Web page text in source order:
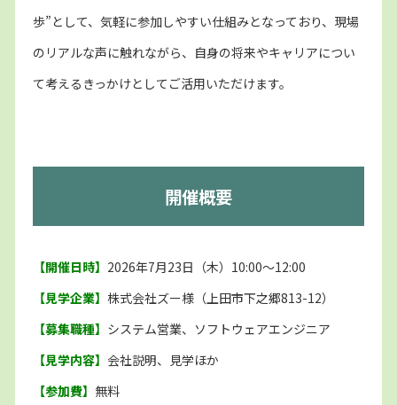
歩”として、気軽に参加しやすい仕組みとなっており、現場
のリアルな声に触れながら、自身の将来やキャリアについ
て考えるきっかけとしてご活用いただけます。
開催概要
【開催日時】 2026年7月23日（木）10:00～12:00
【見学企業】 株式会社ズー様（上田市下之郷813-12）
【募集職種】 システム営業、ソフトウェアエンジニア
【見学内容】 会社説明、見学ほか
【参加費】 無料